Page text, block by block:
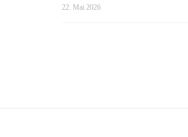
22. Mai 2026